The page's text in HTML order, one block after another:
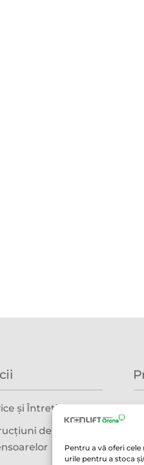
Pentru a vă oferi
urile pentru a stoca
și Întreținere
de folosire a